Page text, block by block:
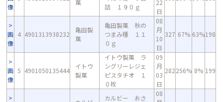
像
菓
詰 １９０ｇ
22
日
画
像
4 4901313938232
亀田製
菓
亀田製菓 秋の
つまみ種 １１
０ｇ
08
月
10
日
327 67% 63%198
画
像
5 4901050135444
イトウ
製菓
イトウ製菓 ラ
ングリーレジェ
ピスタチオ １
０枚
09
月
03
日
282256% 8% 199
カルビー おさ
08